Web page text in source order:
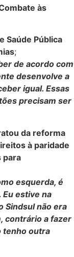
às
Saúde Pública
;
de acordo com
desenvolve a
igual. Essas
precisam ser
da reforma
à paridade
para
esquerda, é
estive na
Sindsul não era
contrário a fazer
tenho outra